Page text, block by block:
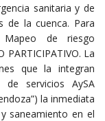
sanitaria y de
de la cuenca. Para
Mapeo de riesgo
La
que la integran
servicios AySA
la inmediata
saneamiento en el